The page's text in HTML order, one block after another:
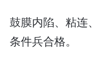
鼓膜内陷、粘连
条件兵合格。